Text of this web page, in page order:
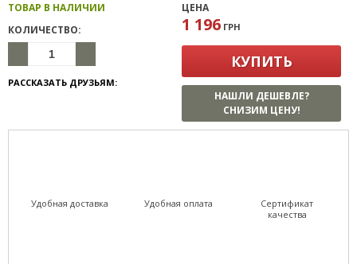
ТОВАР В НАЛИЧИИ
КОЛИЧЕСТВО:
РАССКАЗАТЬ ДРУЗЬЯМ:
ЦЕНА
1 196 ГРН
КУПИТЬ
НАШЛИ ДЕШЕВЛЕ?
СНИЗИМ ЦЕНУ!
Удобная доставка Удобная оплата
Сертификат
качества